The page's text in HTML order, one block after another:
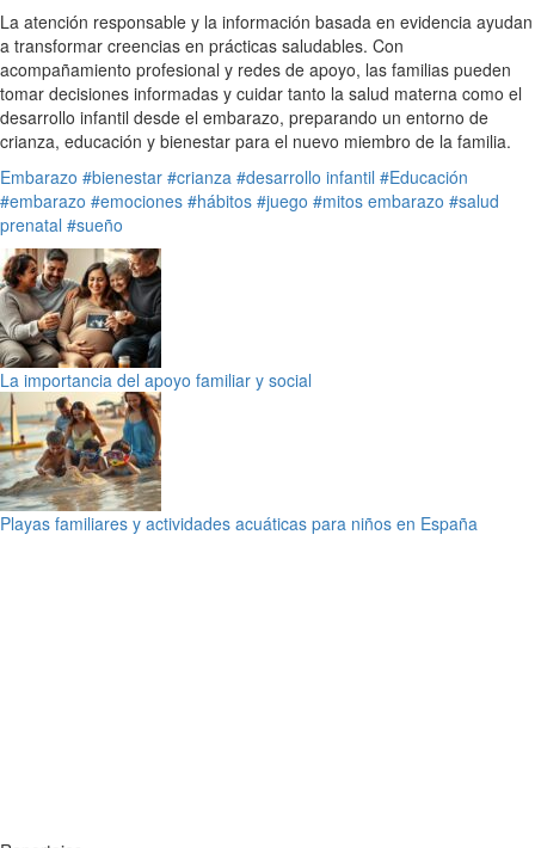
La atención responsable y la información basada en evidencia ayudan
a transformar creencias en prácticas saludables. Con
acompañamiento profesional y redes de apoyo, las familias pueden
tomar decisiones informadas y cuidar tanto la salud materna como el
desarrollo infantil desde el embarazo, preparando un entorno de
crianza, educación y bienestar para el nuevo miembro de la familia.
Embarazo #bienestar #crianza #desarrollo infantil #Educación
#embarazo #emociones #hábitos #juego #mitos embarazo #salud
prenatal #sueño
La importancia del apoyo familiar y social
Playas familiares y actividades acuáticas para niños en España